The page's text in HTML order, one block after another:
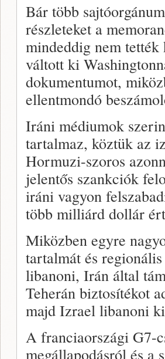
Bár több
részleteket a
mindeddig nem tették
váltott ki
dokumentumot,
ellentmondó
Iráni médiumok
tartalmaz, köztük az
Hormuzi-szoros
jelentős szankciók
iráni vagyon
több milliárd dollár
Miközben egyre
tartalmát és
libanoni, Irán által
Teherán biztosítékot
majd Izrael libanoni
A franciaországi G7-
megállapodásról és a